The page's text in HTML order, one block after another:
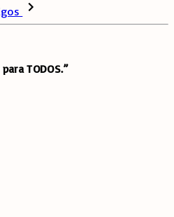
TODOS.”